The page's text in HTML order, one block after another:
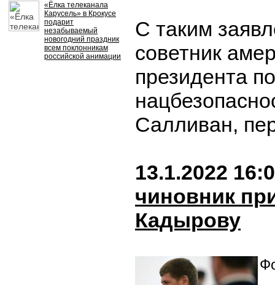
«Ёлка телеканала
Карусель» в Крокусе
подарит
незабываемый
новогодний праздник
всем поклонникам
российской анимации
С таким
советник
президента по
Салливан,
13.1.2022
чиновник
Кадырову